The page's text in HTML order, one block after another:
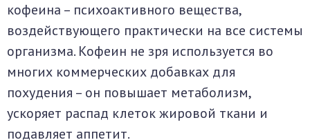
кофеина – психоактивного вещества,
воздействующего практически на все системы
организма. Кофеин не зря используется во
многих коммерческих добавках для
похудения – он повышает метаболизм,
ускоряет распад клеток жировой ткани и
подавляет аппетит.